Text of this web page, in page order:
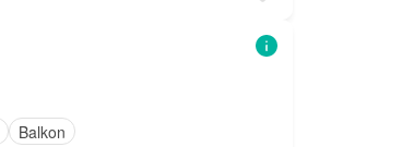
Balkon